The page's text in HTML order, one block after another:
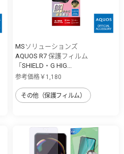
MSソリューションズ
AQUOS R7 保護フィルム
「SHIELD・G HIG...
参考価格￥1,180
その他（保護フィルム）